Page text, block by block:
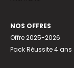
NOS OFFRES
Offre 2025-2026
Pack Réussite 4 ans